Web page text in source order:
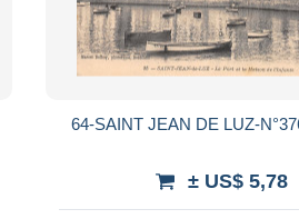
64-SAINT JEAN DE LUZ-
± US$ 5,78